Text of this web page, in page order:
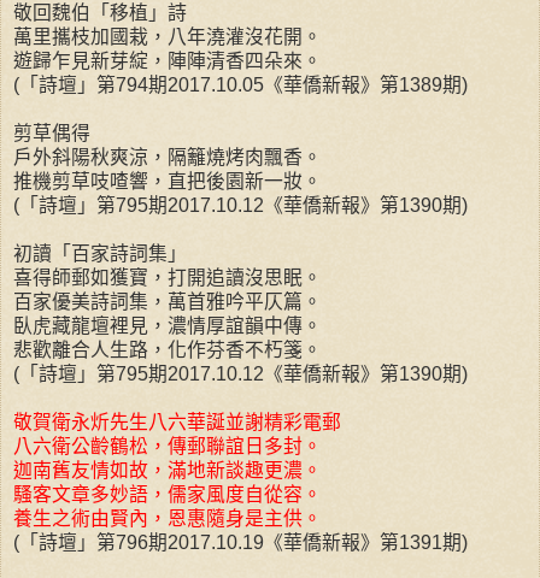
敬回魏伯「移植」詩
萬里攜枝加國栽，八年澆灌沒花開。
遊歸乍見新芽綻，陣陣清香四朵來。
(「詩壇」第794期2017.10.05《華僑新報》第1389期)
剪草偶得
戶外斜陽秋爽涼，隔籬燒烤肉飄香。
推機剪草吱喳響，直把後園新一妝。
(「詩壇」第795期2017.10.12《華僑新報》第1390期)
初讀「百家詩詞集」
喜得師郵如獲寶，打開追讀沒思眠。
百家優美詩詞集，萬首雅吟平仄篇。
臥虎藏龍壇裡見，濃情厚誼韻中傳。
悲歡離合人生路，化作芬香不朽箋。
(「詩壇」第795期2017.10.12《華僑新報》第1390期)
敬賀衛永炘先生八六華誕並謝精彩電郵
八六衛公齡鶴松，傳郵聯誼日多封。
迦南舊友情如故，滿地新談趣更濃。
騷客文章多妙語，儒家風度自從容。
養生之術由賢內，恩惠隨身是主供。
(「詩壇」第796期2017.10.19《華僑新報》第1391期)